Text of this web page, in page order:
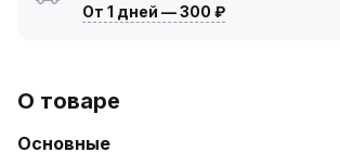
От 1 дней —300 ₽
О товаре
Основные